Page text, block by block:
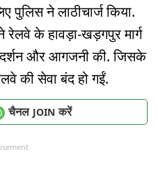
पुलिस ने लाठीचार्ज किया.
रेलवे के हावड़ा-खड़गपुर मार्ग
और आगजनी की. जिसके
की सेवा बंद हो गईं.
चैनल JOIN करें